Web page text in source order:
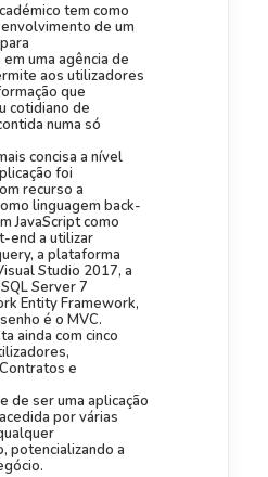
tem como
de um
uma agência de
aos utilizadores
que
cotidiano de
numa só
concisa a nível
foi
recurso a
linguagem back-
JavaScript como
end a utilizar
a plataforma
Studio 2017, a
Server 7
Entity Framework,
é o MVC.
ainda com cinco
e
de ser uma aplicação
por várias
potencializando a